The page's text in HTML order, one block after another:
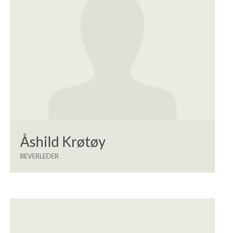
Åshild Krøtøy
BEVERLEDER